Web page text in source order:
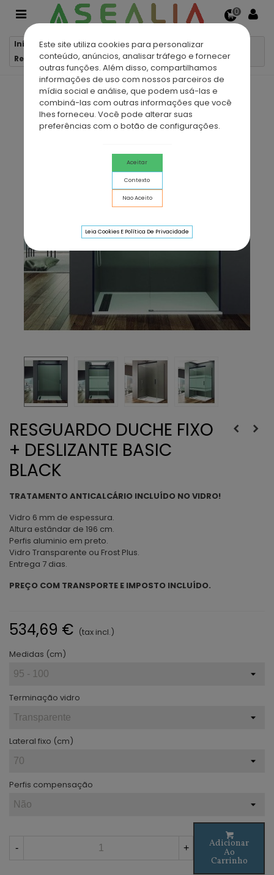
Este site utiliza cookies para personalizar
conteúdo, anúncios, analisar tráfego e fornecer
outras funções. Além disso, compartilhamos
informações de uso com nossos parceiros de
mídia social e análise, que podem usá-las e
combiná-las com outras informações que você
lhes forneceu. Você pode alterar suas
preferências com o botão de configurações.
Aceitar
Contexto
Nao Aceito
Leia Cookies E Política De Privacidade
0
Início
Resguardos e Cabines Duche-Banho
Resguardo duche fixo + deslizante BASIC BLACK
RESGUARDO DUCHE FIXO
+ DESLIZANTE BASIC
BLACK
TRATAMENTO ANTICALCÁRIO INCLUÍDO NO VIDRO!
Vidro 6 mm de espessura.
Altura estândar de 196 cm.
Perfis aluminio em preto.
Vidro Transparente ou Frost Plus.
Entrega 7 dias.
PREÇO COM TRANSPORTE E IMPOSTO INCLUÍDO.
534,69 € (tax incl.)
Medidas (cm)
Terminação vidro
Lateral fixo (cm)
Perfis compensação
- + Adicionar
Ao
Carrinho